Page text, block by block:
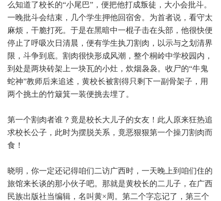
么知道了校长的“小尾巴”，便把他打成叛徒，大小会批斗。
一晚批斗会结束，几个学生押他回宿舍。为首者说，看守太
麻烦，干脆打死。于是在黑暗中一棍子击在头部，他很快便
停止了呼吸次日清晨，便有学生执刀割肉，以示与之划清界
限，斗争到底。割肉很快形成风潮，整个桐岭中学校园内，
到处是两块砖架上一块瓦的小灶，炊烟袅袅。收尸的“牛鬼
蛇神”教师后来追述，黄校长被割得只剩下一副骨架子，用
两个挑土的竹簸箕一装便挑去埋了。
第一个割肉者谁？竟是校长大儿子的女友！此人原来狂热追
求校长公子，此时为摆脱关系，竟恶狠狠第一个操刀割肉而
食！
晓明，你一定还记得咱们二访广西时，一天晚上到咱们住的
旅馆来长谈的那小伙子吧。那就是黄校长的二儿子，在广西
民族出版社当编辑，名叫黄×周。第二个字忘记了，第三个